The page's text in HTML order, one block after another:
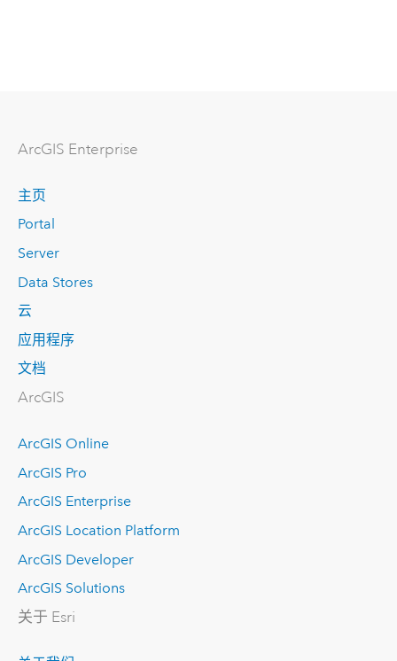
ArcGIS Enterprise
主页
Portal
Server
Data Stores
云
应用程序
文档
ArcGIS
ArcGIS Online
ArcGIS Pro
ArcGIS Enterprise
ArcGIS Location Platform
ArcGIS Developer
ArcGIS Solutions
关于 Esri